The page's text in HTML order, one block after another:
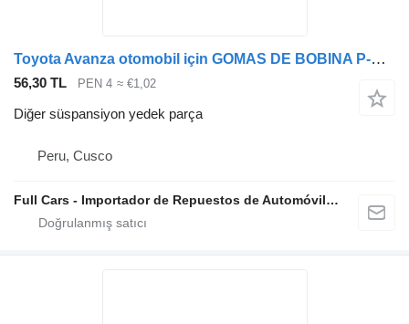
Toyota Avanza otomobil için GOMAS DE BOBINA P-C2002
56,30 TL PEN 4 ≈ €1,02
Diğer süspansiyon yedek parça
Peru, Cusco
Full Cars - Importador de Repuestos de Automóviles al Por Mayor